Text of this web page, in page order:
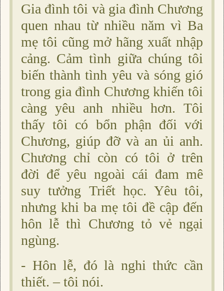
Gia đình tôi và gia đình Chương
quen nhau từ nhiều năm vì Ba
mẹ tôi cũng mở hãng xuất nhập
cảng. Cảm tình giữa chúng tôi
biến thành tình yêu và sóng gió
trong gia đình Chương khiến tôi
càng yêu anh nhiều hơn. Tôi
thấy tôi có bổn phận đối với
Chương, giúp đỡ và an ủi anh.
Chương chỉ còn có tôi ở trên
đời để yêu ngoài cái đam mê
suy tưởng Triết học. Yêu tôi,
nhưng khi ba mẹ tôi đề cập đến
hôn lễ thì Chương tỏ vẻ ngại
ngùng.
- Hôn lễ, đó là nghi thức cần
thiết. – tôi nói.